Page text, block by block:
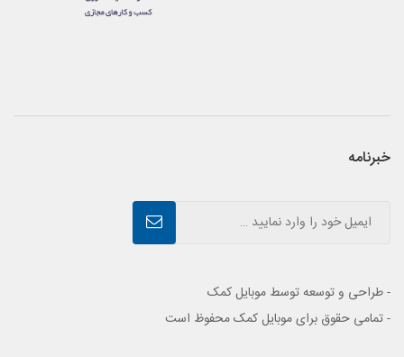
خبرنامه
- طراحی و توسعه توسط موبایل کمک
- تمامی حقوق برای موبایل کمک محفوظ است